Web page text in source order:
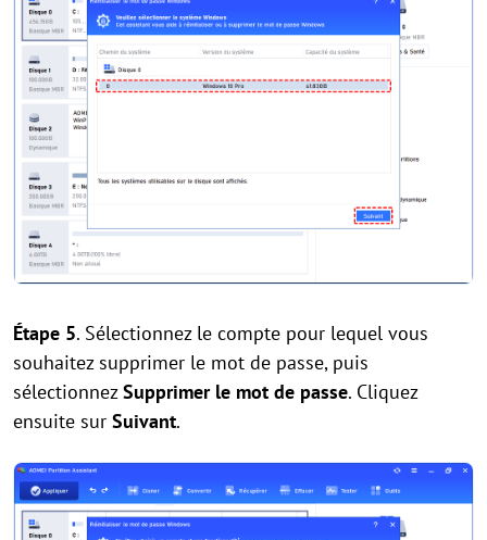
Étape 5. Sélectionnez le compte pour lequel vous
souhaitez supprimer le mot de passe, puis
sélectionnezSupprimer le mot de passe. Cliquez
ensuite sur Suivant.